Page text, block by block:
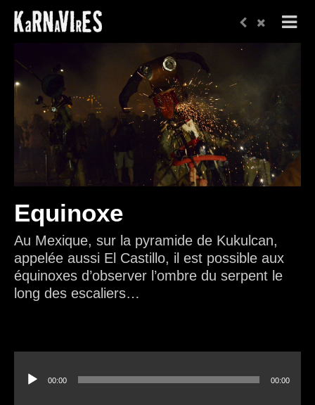
Equinoxe
Au Mexique, sur la pyramide de Kukulcan,
appelée aussi El Castillo, il est possible aux
équinoxes d’observer l’ombre du serpent le
long des escaliers…
audio
00:00 00:00